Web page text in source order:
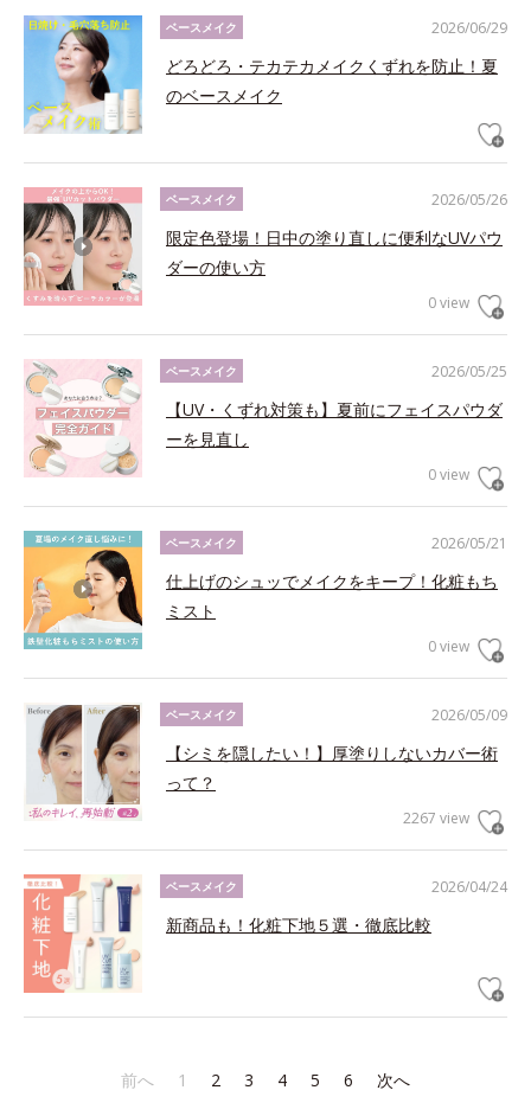
2026/06/29
ベースメイク
どろどろ・テカテカメイクくずれを防止！夏
のベースメイク
2026/05/26
ベースメイク
限定色登場！日中の塗り直しに便利なUVパウ
ダーの使い方
0 view
2026/05/25
ベースメイク
【UV・くずれ対策も】夏前にフェイスパウダ
ーを見直し
0 view
2026/05/21
ベースメイク
仕上げのシュッでメイクをキープ！化粧もち
ミスト
0 view
2026/05/09
ベースメイク
【シミを隠したい！】厚塗りしないカバー術
って？
2267 view
2026/04/24
ベースメイク
新商品も！化粧下地５選・徹底比較
前へ 1 2 3 4 5 6 次へ